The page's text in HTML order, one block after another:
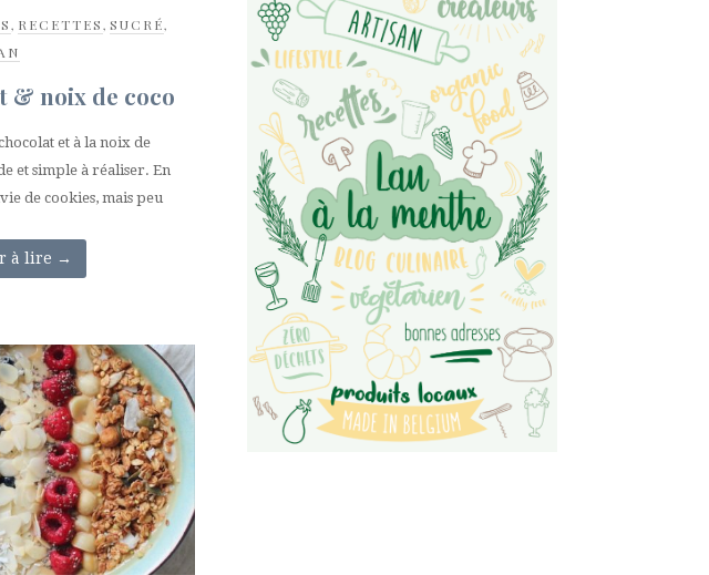
, RECETTES , SUCRÉ,
& noix de coco
et à la noix de
et simple à réaliser. En
de cookies, mais peu
à lire →